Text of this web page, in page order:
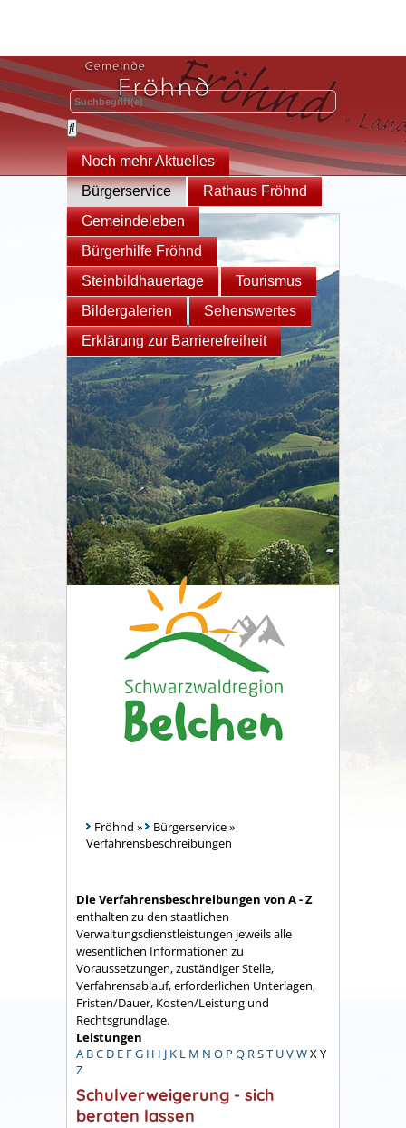
Noch mehr Aktuelles
Bürgerservice
Rathaus Fröhnd
Gemeindeleben
Bürgerhilfe Fröhnd
Steinbildhauertage
Tourismus
Bildergalerien
Sehenswertes
Erklärung zur Barrierefreiheit
Fröhnd » Bürgerservice»
Verfahrensbeschreibungen
Die Verfahrensbeschreibungen von A - Z
enthalten zu den staatlichen
Verwaltungsdienstleistungen jeweils alle
wesentlichen Informationen zu
Voraussetzungen, zuständiger Stelle,
Verfahrensablauf, erforderlichen Unterlagen,
Fristen/Dauer, Kosten/Leistung und
Rechtsgrundlage.
Leistungen
A BC D E FG H I J K L M N O P Q RST UVWX Y
Z
Schulverweigerung - sich
beraten lassen